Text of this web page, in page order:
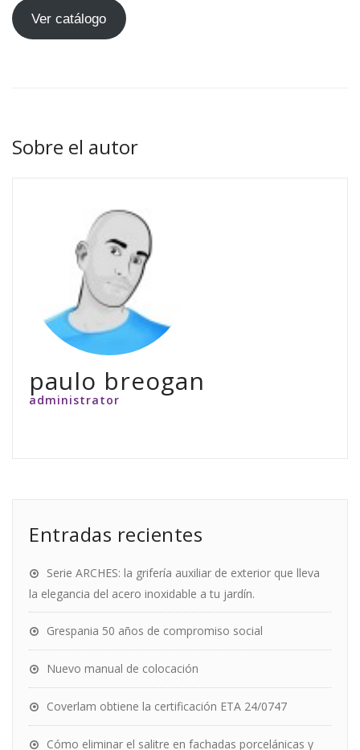
Ver catálogo
Sobre el autor
paulo breogan
administrator
Entradas recientes
Serie ARCHES: la grifería auxiliar de exterior que lleva
la elegancia del acero inoxidable a tu jardín.
Grespania 50 años de compromiso social
Nuevo manual de colocación
Coverlam obtiene la certificación ETA 24/0747
Cómo eliminar el salitre en fachadas porcelánicas y